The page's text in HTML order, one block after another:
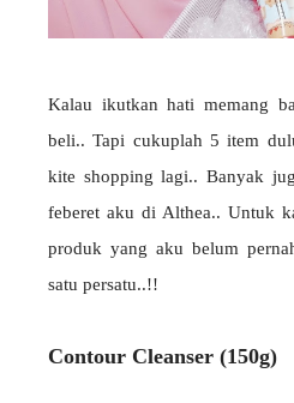
Kalau ikutkan hati memang
beli.. Tapi cukuplah 5 item
kite shopping lagi.. Banyak
feberet aku di Althea.. Untuk
produk yang aku belum
satu persatu..!!
Contour Cleanser (150g)